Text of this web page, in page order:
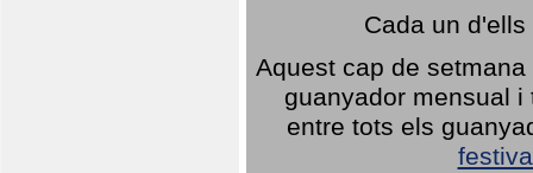
Cada un
Aquest cap de
guanyador mensual
entre tots els